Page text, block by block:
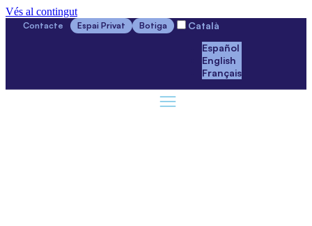
Vés al contingut
Contacte Espai Privat Botiga
Català
Español
English
Français